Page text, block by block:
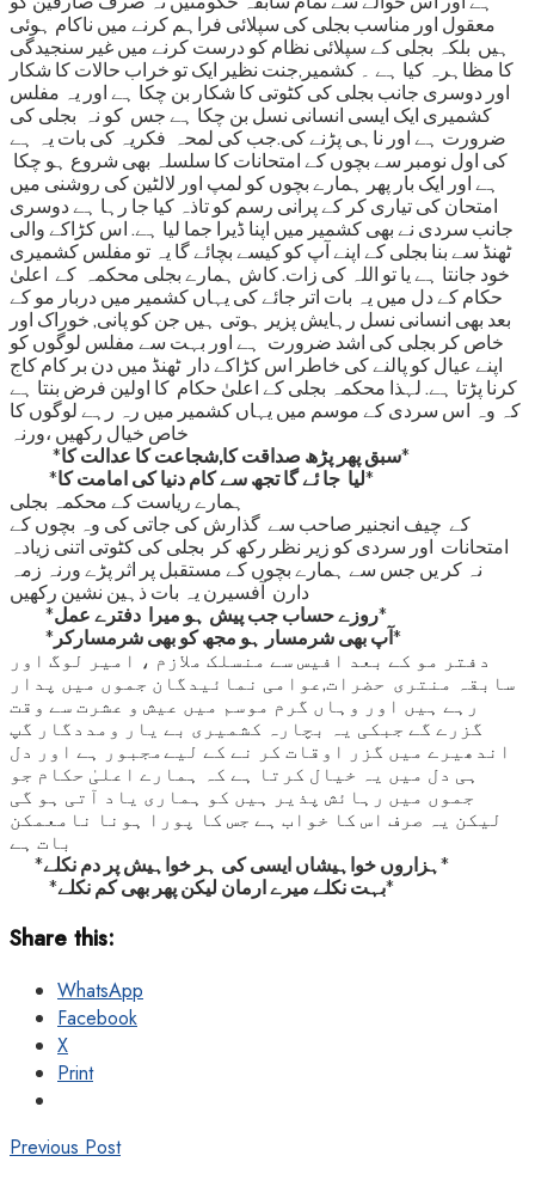
معقول اور مناسب بجلی کی سپلائی فراہم کرنے میں ناکام ہوئی
ہیں بلکہ بجلی کے سپلائی نظام کو درست کرنے میں غیر سنجیدگی
کا مظاہرہ کیا ہے ۔ کشمیر,جنت نظیر ايک تو خراب حالات کا شکار
اور دوسری جانب بجلی کی کٹوتی کا شکار بن چکا ہے اور یہ مفلس
کشمیری ایک ایسی انسانی نسل بن چکا ہے جس کو نہ بجلی کی
ضرورت ہے اور ناہی پڑنے کی.جب کی لمحہ فکریہ کی بات یہ ہے
کی اول نومبر سے بچوں کے امتحانات کا سلسلہ بھی شروع ہو چکا
ہے اور ایک بار پھر ہمارے بچوں کو لمپ اور لالٹین کی روشنی میں
امتحان کی تیاری کر کے پرانی رسم کو تاذہ کیا جا رہا ہے دوسری
جانب سردی نے بھی کشمیر میں اپنا ڈیرا جما لیا ہے. اس کڑاکے والی
ٹھنڈ سے بنا بجلی کے اپنے آپ کو کیسے بچائے گا یہ تو مفلس کشمیری
خود جانتا ہے یا تو اللہ کی زات. کاش ہمارے بجلی محکمہ کے اعلیٰ
حکام کے دل میں یہ بات اتر جائے کی یہاں کشمیر میں دربار مو کے
بعد بھی انسانی نسل رہایش پزیر ہوتی ہیں جن کو پانی, خوراک اور
خاص کر بجلی کی اشد ضرورت ہے اور بہت سے مفلس لوگوں کو
اپنے عیال کو پالنے کی خاطر اس کڑاکے دار ٹھنڈ میں دن بر کام کاج
کرنا پڑتا ہے. لہذا محکمہ بجلی کے اعلیٰ حکام کا اولین فرض بنتا ہے
کہ وہ اس سردی کے موسم میں یہاں کشمیر میں رہ رہے لوگوں کا
خاص خیال رکھیں ،ورنہ
*سبق پھر پڑھ صداقت کا,شجاعت کا عدالت کا*
*لیا جا ئے گا تجھ سے کام دنیا کی امامت کا*
ہمارے ریاست کے محکمہ بجلی
کے چیف انجنیر صاحب سے گذارش کی جاتی کی وہ بچوں کے
امتحانات اور سردی کو زیر نظر رکھ کر بجلی کی کٹوتی اتنی زیادہ
نہ کر یں جس سے ہمارے بچوں کے مستقبل پر اثر پڑے ورنہ زمہ
دارن آفسیرن یہ بات ذہین نشین رکھیں
*روزے حساب جب پیش ہو میرا دفترے عمل*
* آپ بھی شرمسار ہو مجھ کو بھی شرمسارکر *
دفتر مو کے بعد افیس سے منسلک ملازم ، امیر لوگ اور
سابقہ منتری حضرات,عوامی نمائیدگان جموں میں پدار
رہے ہیں اور وہاں گرم موسم میں عیش و عشرت سے وقت
گزرے گے جبکی یہ بچارہ کشمیری بے یار ومددگار گپ
اندھیرے میں گزر اوقات کر نے کے لیےمجبور ہے اور دل
ہی دل میں یہ خیال کرتا ہے کہ ہمارے اعلیٰ حکام جو
جموں میں رہائش پذیر ہیں کو ہماری یاد آتی ہو گی
لیکن یہ صرف اس کا خواب ہے جس کا پورا ہونا نامعمکن
بات ہے
*ہزاروں خواہیشاں ایسی کی ہر خواہیش پر دم نکلے*
*بہت نکلے میرے ارمان لیکن پھر بھی کم نکلے*
Share this:
WhatsApp
Facebook
X
Print
Previous Post